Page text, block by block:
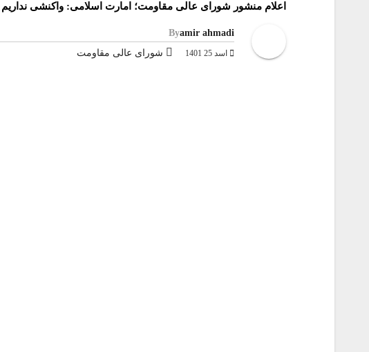
اعلام منشور شورای عالی مقاومت؛ امارت اسلامی: واکنشی نداریم
Byamir ahmadi
اسد 25 1401 شورای عالی مقاومت